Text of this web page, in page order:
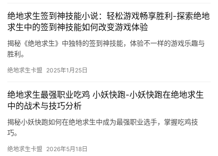
绝地求生签到神技能小说：轻松游戏畅享胜利-探索绝地
求生中的签到神技能如何改变游戏体验
揭秘《绝地求生》中独特的签到神技能，体验不一样的游戏乐趣与
胜利。
绝地求生卡盟 2025年1月25日
绝地求生最强职业吃鸡 小妖快跑-小妖快跑在绝地求生
中的战术与技巧分析
揭秘小妖快跑如何在绝地求生中成为最强职业选手，掌握吃鸡技
巧。
绝地求生卡盟 2026年5月18日